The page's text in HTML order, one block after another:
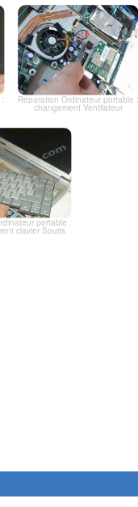
: Réparation Ordinateur portable :
changement Ventilateur
portable :
clavier Souris